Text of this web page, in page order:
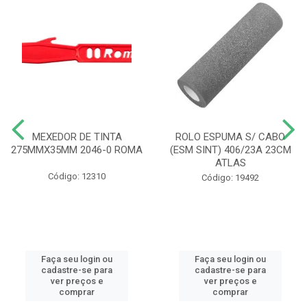
MEXEDOR DE TINTA
275MMX35MM 2046-0 ROMA
Código: 12310
Faça seu login ou
cadastre-se para
ver preços e
comprar
ROLO ESPUMA S/ CABO
(ESM SINT) 406/23A 23CM
ATLAS
Código: 19492
Faça seu login ou
cadastre-se para
ver preços e
comprar